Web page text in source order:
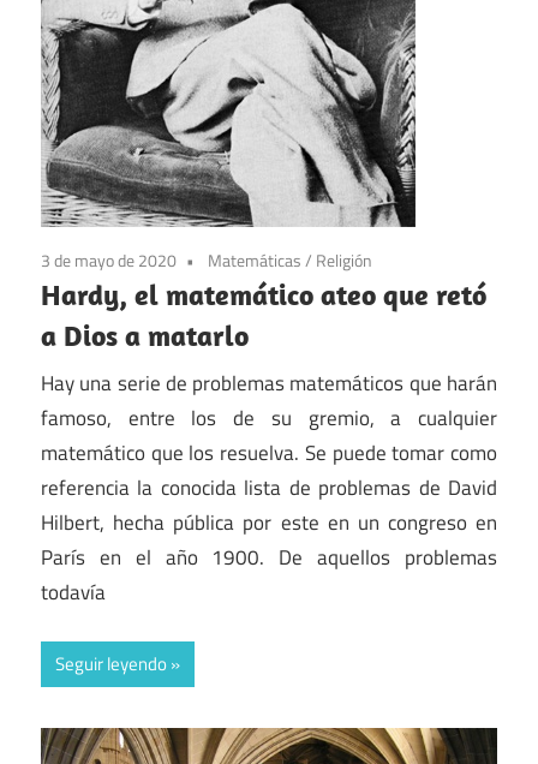
3 de mayo de 2020 Matemáticas/ Religión
Hardy, el matemático ateo que retó
a Dios a matarlo
Hay una serie de problemas matemáticos que harán
famoso, entre los de su gremio, a cualquier
matemático que los resuelva. Se puede tomar como
referencia la conocida lista de problemas de David
Hilbert, hecha pública por este en un congreso en
París en el año 1900. De aquellos problemas
todavía
Seguir leyendo